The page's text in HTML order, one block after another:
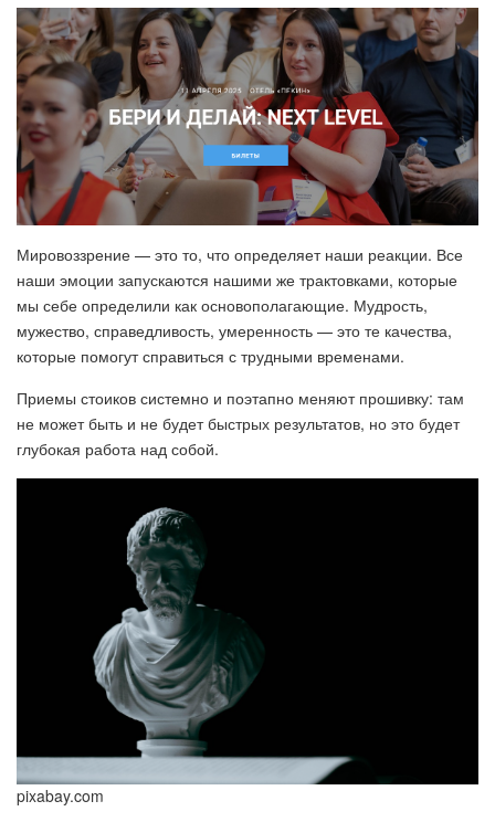
Мировоззрение — это то, что определяет наши реакции. Все
наши эмоции запускаются нашими же трактовками, которые
мы себе определили как основополагающие. Мудрость,
мужество, справедливость, умеренность — это те качества,
которые помогут справиться с трудными временами.
Приемы стоиков системно и поэтапно меняют прошивку: там
не может быть и не будет быстрых результатов, но это будет
глубокая работа над собой.
pixabay.com